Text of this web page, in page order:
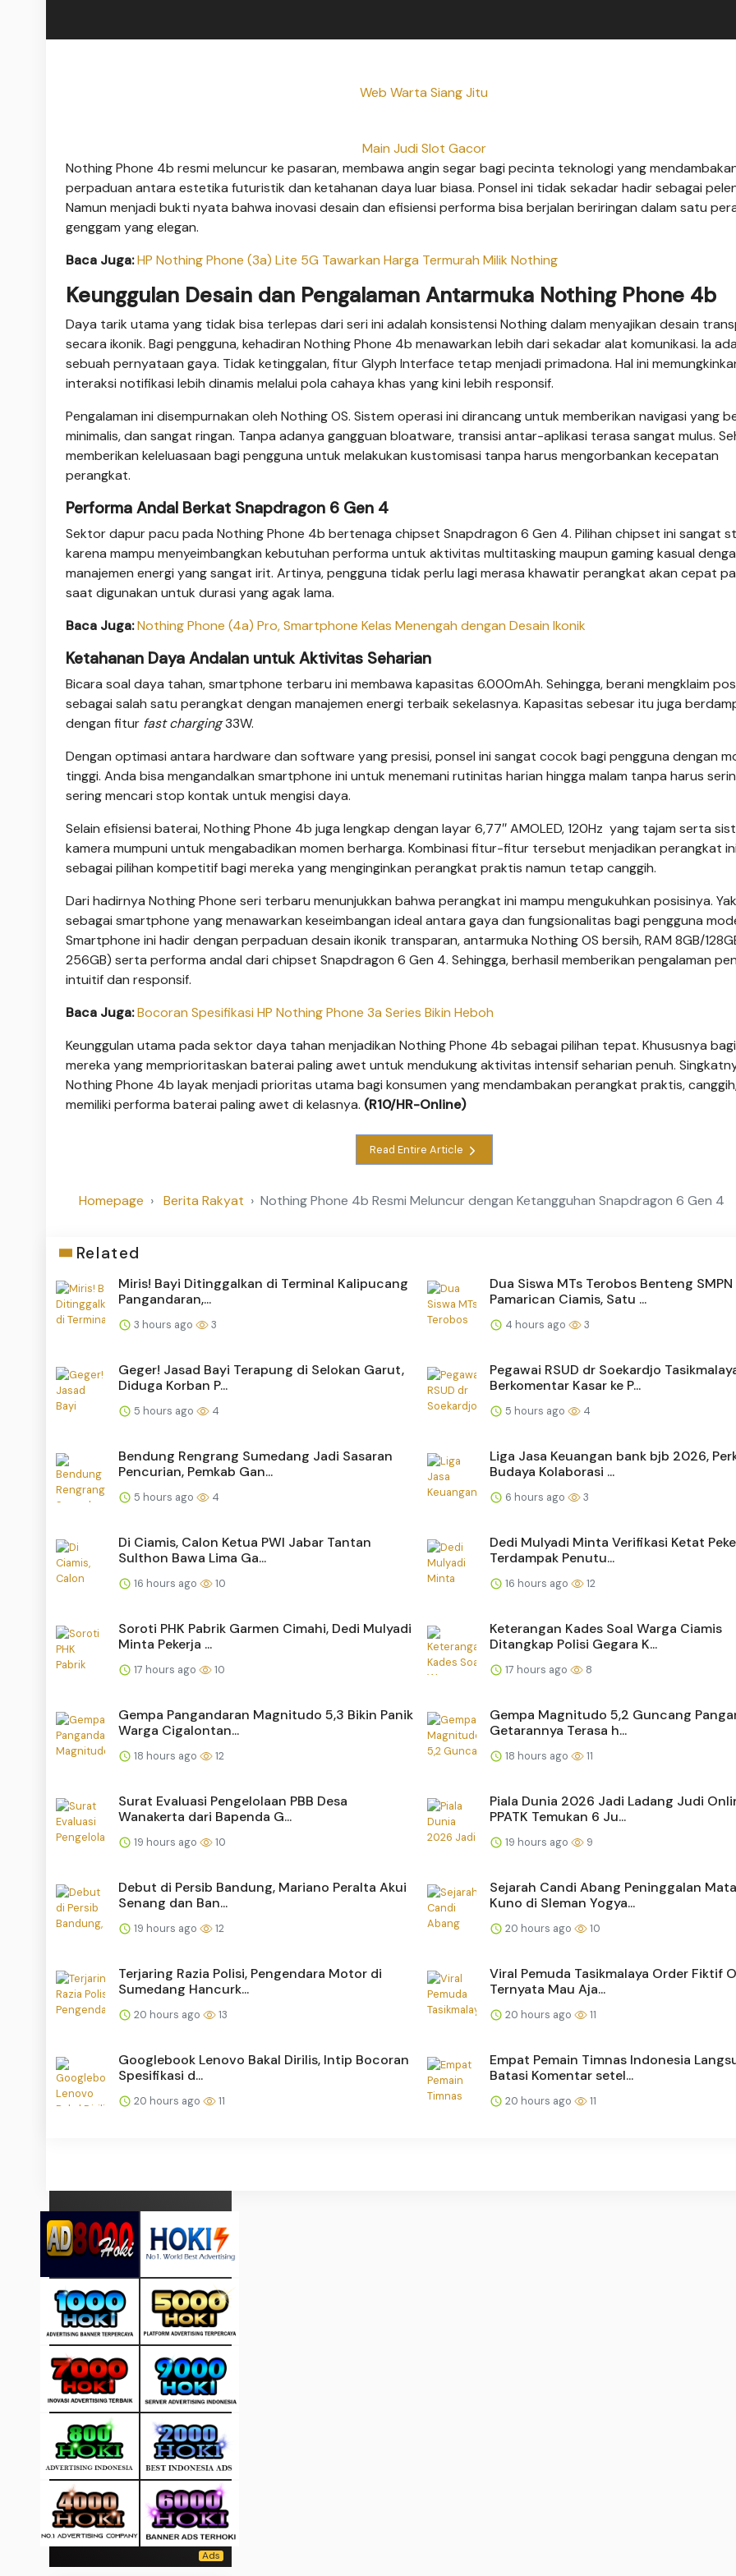
Web Warta Siang Jitu
Main Judi Slot Gacor
Nothing Phone 4b resmi meluncur ke pasaran, membawa angin segar bagi pecinta teknologi yang
perpaduan antara estetika futuristik dan ketahanan daya luar biasa. Ponsel ini tidak sekadar hadir sebagai
Namun menjadi bukti nyata bahwa inovasi desain dan efisiensi performa bisa berjalan beriringan dalam satu
genggam yang elegan.
Baca Juga:HP Nothing Phone (3a) Lite 5G Tawarkan Harga Termurah Milik Nothing
Keunggulan Desain dan Pengalaman Antarmuka Nothing Phone 4b
Daya tarik utama yang tidak bisa terlepas dari seri ini adalah konsistensi Nothing dalam menyajikan desain
secara ikonik. Bagi pengguna, kehadiran Nothing Phone 4b menawarkan lebih dari sekadar alat komunikasi. Ia
sebuah pernyataan gaya. Tidak ketinggalan, fitur Glyph Interface tetap menjadi primadona. Hal ini
interaksi notifikasi lebih dinamis melalui pola cahaya khas yang kini lebih responsif.
Pengalaman ini disempurnakan oleh Nothing OS. Sistem operasi ini dirancang untuk memberikan navigasi yang
minimalis, dan sangat ringan. Tanpa adanya gangguan bloatware, transisi antar-aplikasi terasa sangat mulus.
memberikan keleluasaan bagi pengguna untuk melakukan kustomisasi tanpa harus mengorbankan kecepatan
perangkat.
Performa Andal Berkat Snapdragon 6 Gen 4
Sektor dapur pacu pada Nothing Phone 4b bertenaga chipset Snapdragon 6 Gen 4. Pilihan chipset ini sangat
karena mampu menyeimbangkan kebutuhan performa untuk aktivitas multitasking maupun gaming kasual
manajemen energi yang sangat irit. Artinya, pengguna tidak perlu lagi merasa khawatir perangkat akan cepat
saat digunakan untuk durasi yang agak lama.
Baca Juga:Nothing Phone (4a) Pro, Smartphone Kelas Menengah dengan Desain Ikonik
Ketahanan Daya Andalan untuk Aktivitas Seharian
Bicara soal daya tahan, smartphone terbaru ini membawa kapasitas 6.000mAh. Sehingga, berani mengklaim
sebagai salah satu perangkat dengan manajemen energi terbaik sekelasnya. Kapasitas sebesar itu juga
dengan fitur fast charging33W.
Dengan optimasi antara hardware dan software yang presisi, ponsel ini sangat cocok bagi pengguna dengan
tinggi. Anda bisa mengandalkan smartphone ini untuk menemani rutinitas harian hingga malam tanpa harus
sering mencari stop kontak untuk mengisi daya.
Selain efisiensi baterai, Nothing Phone 4b juga lengkap dengan layar 6,77″ AMOLED, 120Hz yang tajam serta
kamera mumpuni untuk mengabadikan momen berharga. Kombinasi fitur-fitur tersebut menjadikan perangkat ini
sebagai pilihan kompetitif bagi mereka yang menginginkan perangkat praktis namun tetap canggih.
Dari hadirnya Nothing Phone seri terbaru menunjukkan bahwa perangkat ini mampu mengukuhkan posisinya.
sebagai smartphone yang menawarkan keseimbangan ideal antara gaya dan fungsionalitas bagi pengguna
Smartphone ini hadir dengan perpaduan desain ikonik transparan, antarmuka Nothing OS bersih, RAM 8GB/
256GB) serta performa andal dari chipset Snapdragon 6 Gen 4. Sehingga, berhasil memberikan pengalaman
intuitif dan responsif.
Baca Juga:Bocoran Spesifikasi HP Nothing Phone 3a Series Bikin Heboh
Keunggulan utama pada sektor daya tahan menjadikan Nothing Phone 4b sebagai pilihan tepat. Khususnya bagi
mereka yang memprioritaskan baterai paling awet untuk mendukung aktivitas intensif seharian penuh.
Nothing Phone 4b layak menjadi prioritas utama bagi konsumen yang mendambakan perangkat praktis,
memiliki performa baterai paling awet di kelasnya. (R10/HR-Online)
Read Entire Article
Homepage Berita Rakyat Nothing Phone 4b Resmi Meluncur dengan Ketangguhan Snapdragon 6 Gen 4
Related
Miris! Bayi Ditinggalkan di Terminal Kalipucang
Pangandaran,...
3 hours ago 3
Dua Siswa MTs Terobos Benteng SMPN
Pamarican Ciamis, Satu ...
4 hours ago 3
Geger! Jasad Bayi Terapung di Selokan Garut,
Diduga Korban P...
5 hours ago 4
Pegawai RSUD dr Soekardjo
Berkomentar Kasar ke P...
5 hours ago 4
Bendung Rengrang Sumedang Jadi Sasaran
Pencurian, Pemkab Gan...
5 hours ago 4
Liga Jasa Keuangan bank bjb 2026,
Budaya Kolaborasi ...
6 hours ago 3
Di Ciamis, Calon Ketua PWI Jabar Tantan
Sulthon Bawa Lima Ga...
16 hours ago 10
Dedi Mulyadi Minta Verifikasi Ketat
Terdampak Penutu...
16 hours ago 12
Soroti PHK Pabrik Garmen Cimahi, Dedi Mulyadi
Minta Pekerja ...
17 hours ago 10
Keterangan Kades Soal Warga Ciamis
Ditangkap Polisi Gegara K...
17 hours ago 8
Gempa Pangandaran Magnitudo 5,3 Bikin Panik
Warga Cigalontan...
18 hours ago 12
Gempa Magnitudo 5,2 Guncang
Getarannya Terasa h...
18 hours ago 11
Surat Evaluasi Pengelolaan PBB Desa
Wanakerta dari Bapenda G...
19 hours ago 10
Piala Dunia 2026 Jadi Ladang Judi
PPATK Temukan 6 Ju...
19 hours ago 9
Debut di Persib Bandung, Mariano Peralta Akui
Senang dan Ban...
19 hours ago 12
Sejarah Candi Abang Peninggalan
Kuno di Sleman Yogya...
20 hours ago 10
Terjaring Razia Polisi, Pengendara Motor di
Sumedang Hancurk...
20 hours ago 13
Viral Pemuda Tasikmalaya Order Fiktif
Ternyata Mau Aja...
20 hours ago 11
Googlebook Lenovo Bakal Dirilis, Intip Bocoran
Spesifikasi d...
20 hours ago 11
Empat Pemain Timnas Indonesia
Batasi Komentar setel...
20 hours ago 11